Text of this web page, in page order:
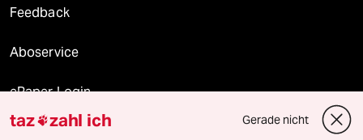
Feedback
Aboservice
ePaper Login
Downloads für Abonnierende
taz zahl ich Gerade nicht